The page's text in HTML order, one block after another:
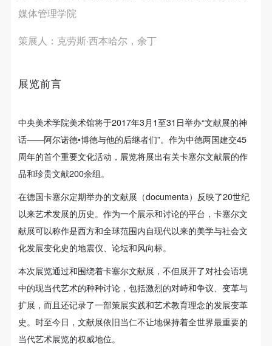
媒体管理学院
策展人：克劳斯·西本哈尔，余丁
展览前言
中央美术学院美术馆将于2017年3月1至31日举办“文献展的神
话——阿尔诺德•博德与他的后继者们”。作为中德两国建交45
周年的首个重要文化活动，展览将展出有关卡塞尔文献展的作
品和珍贵文献200余组。
在德国卡塞尔定期举办的文献展（documenta）反映了20世纪
以来艺术发展的历史。作为一个展示和讨论的平台，卡塞尔文
献展可以称作是西方和全球范围内自现代以来的美学与社会文
化发展变化史的地震仪、论坛和风向标。
本次展览通过和围绕着卡塞尔文献展，不但展开了对社会语境
中的现当代艺术的种种讨论，包括激烈的对峙和争议、变革与
扩展，而且还记录了一部策展实践和艺术教育理念的发展变革
史。时至今日，文献展依旧当仁不让地保持着全世界最重要的
当代艺术展览的权威地位。
参加本次活动者必须遵守中华人民共和国的相关法
备以人为本、团结友爱、互相帮助和助人为乐的良好
第三条
能力的人，18周岁以上）未成年人必须在成年人的陪
同下参观。
第四条
参加活动者在此次活动期间的人身安全责任自负。鼓
故，活动中任何非事故当事人及美术馆将不承担人身
事故的任何责任，但有互相援助的义务。参加活动的
成员应当积极主动的组织实施救援工作，但对事故本
身不承担任何法律责任和经济责任。参加本次活动者
的人身安全不负有民事及相关连带责任。
第五条
参加活动者在此次活动期间应主动遵守美术馆活动秩
序、维护美术馆场地及展示、展览、馆藏艺术作品及
衍生品的安全。活动中一旦因个人原因造成美术馆场
参加本次活动者必须遵守中华人民共和国的相关法
备以人为本、团结友爱、互相帮助和助人为乐的良好
第三条
能力的人，18周岁以上）未成年人必须在成年人的陪
同下参观。
第四条
参加活动者在此次活动期间的人身安全责任自负。鼓
故，活动中任何非事故当事人及美术馆将不承担人身
事故的任何责任，但有互相援助的义务。参加活动的
成员应当积极主动的组织实施救援工作，但对事故本
身不承担任何法律责任和经济责任。参加本次活动者
的人身安全不负有民事及相关连带责任。
第五条
参加活动者在此次活动期间应主动遵守美术馆活动秩
序、维护美术馆场地及展示、展览、馆藏艺术作品及
衍生品的安全。活动中一旦因个人原因造成美术馆场
参加本次活动者必须遵守中华人民共和国的相关法
备以人为本、团结友爱、互相帮助和助人为乐的良好
第三条
能力的人，18周岁以上）未成年人必须在成年人的陪
同下参观。
第四条
参加活动者在此次活动期间的人身安全责任自负。鼓
故，活动中任何非事故当事人及美术馆将不承担人身
事故的任何责任，但有互相援助的义务。参加活动的
成员应当积极主动的组织实施救援工作，但对事故本
身不承担任何法律责任和经济责任。参加本次活动者
的人身安全不负有民事及相关连带责任。
第五条
参加活动者在此次活动期间应主动遵守美术馆活动秩
序、维护美术馆场地及展示、展览、馆藏艺术作品及
衍生品的安全。活动中一旦因个人原因造成美术馆场